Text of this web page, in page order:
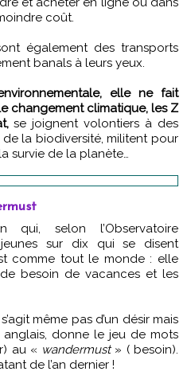
coût.
également des transports
banals à leurs yeux.
elle ne fait
changement climatique, les Z
se joignent volontiers à des
la biodiversité, militent pour
survie de la planète…
qui, selon l’Observatoire
sur dix qui se disent
comme tout le monde : elle
besoin de vacances et les
même pas d’un désir mais
anglais, donne le jeu de mots
au « wandermust» ( besoin).
de l’an dernier !